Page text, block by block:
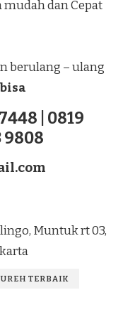
mudah dan Cepat
berulang – ulang
| 0819
9808
Muntuk rt 03,
TERBAIK